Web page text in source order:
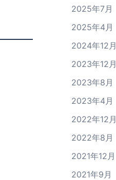
2025年7月
2025年4月
2024年12月
2023年12月
2023年8月
2023年4月
2022年12月
2022年8月
2021年12月
2021年9月